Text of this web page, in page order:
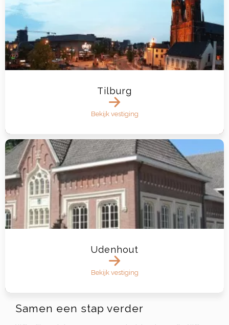
Tilburg
Bekijk vestiging
Udenhout
Bekijk vestiging
Samen een stap verder